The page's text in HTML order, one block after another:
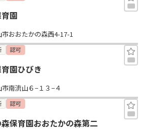
園
おおたかの森西4-17-1
認可
園ひびき
南流山６−１３−４
認可
保育園おおたかの森第二